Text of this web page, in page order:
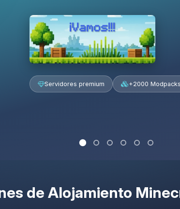
¡Vamos!!!
Servidores premium +2000 Modpacks
de Alojamiento